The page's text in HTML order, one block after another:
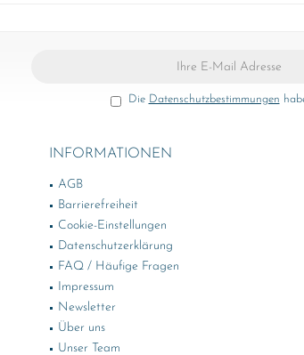
Die Datenschutzbestimmungen
INFORMATIONEN
AGB
Barrierefreiheit
Cookie-Einstellungen
Datenschutzerklärung
FAQ / Häufige Fragen
Impressum
Newsletter
Über uns
Unser Team